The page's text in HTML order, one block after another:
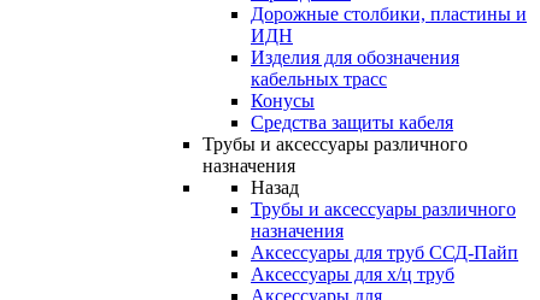
Дорожные столбики, пластины и
ИДН
Изделия для обозначения
кабельных трасс
Конусы
Средства защиты кабеля
Трубы и аксессуары различного
назначения
Назад
Трубы и аксессуары различного
назначения
Аксессуары для труб ССД-Пайп
Аксессуары для х/ц труб
Аксессуары для